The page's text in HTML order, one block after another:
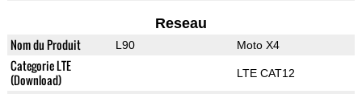
Reseau
Nom du Produit L90 Moto X4
Categorie LTE
(Download)
LTE CAT12